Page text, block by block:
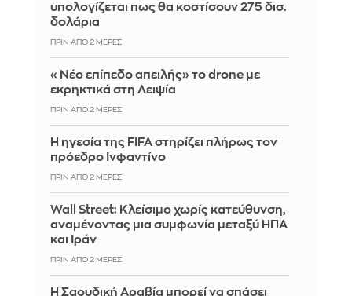
υπολογίζεται πως θα κοστίσουν 275 δισ.
δολάρια
ΠΡΙΝ ΑΠΌ 2 ΜΈΡΕΣ
«Νέο επίπεδο απειλής» το drone με
εκρηκτικά στη Λειψία
ΠΡΙΝ ΑΠΌ 2 ΜΈΡΕΣ
Η ηγεσία της FIFA στηρίζει πλήρως τον
πρόεδρο Ινφαντίνο
ΠΡΙΝ ΑΠΌ 2 ΜΈΡΕΣ
Wall Street: Κλείσιμο χωρίς κατεύθυνση,
αναμένοντας μια συμφωνία μεταξύ ΗΠΑ
και Ιράν
ΠΡΙΝ ΑΠΌ 2 ΜΈΡΕΣ
Η Σαουδική Αραβία μπορεί να σπάσει